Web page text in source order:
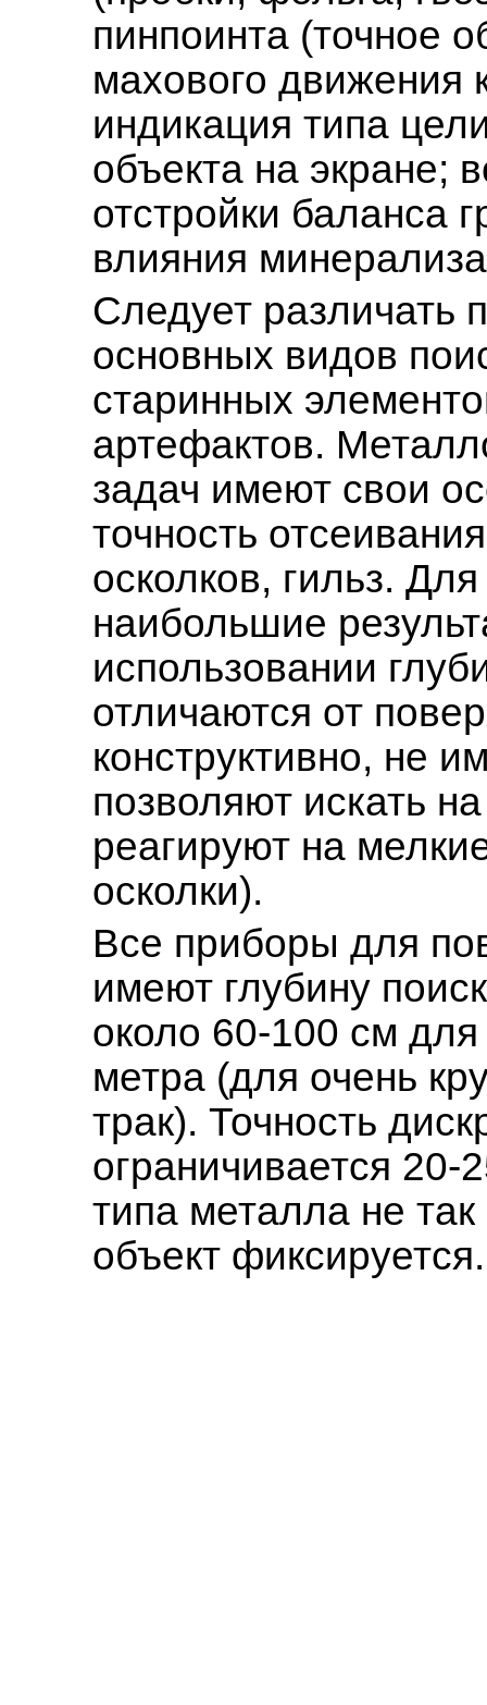
пинпоинта (точное
махового движения
индикация типа
объекта на экране;
отстройки баланса
влияния
Следует различать
основных видов
старинных
артефактов.
задач имеют свои
точность
осколков, гильз.
наибольшие
использовании
отличаются от
конструктивно, не
позволяют искать
реагируют на
осколки).
Все приборы для
имеют глубину
около 60-100 см
метра (для очень
трак). Точность
ограничивается 20-
типа металла не
объект фиксируется.